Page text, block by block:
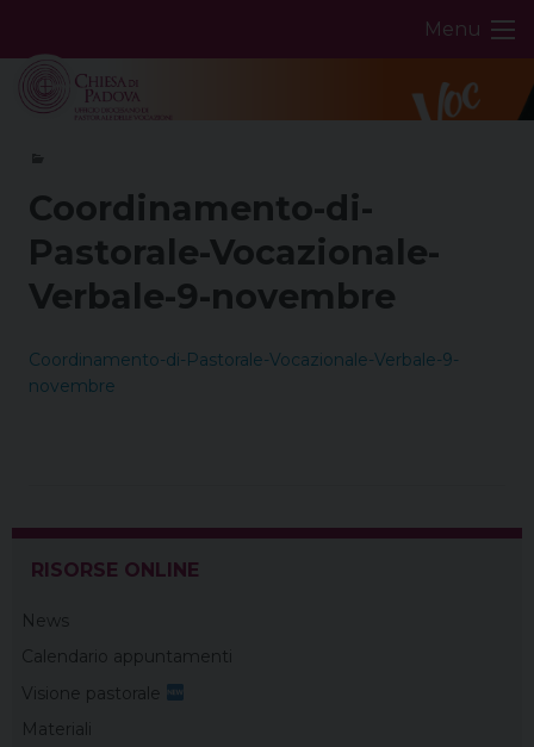
content
Menu
Coordinamento-di-
Pastorale-Vocazionale-
Verbale-9-novembre
Coordinamento-di-Pastorale-Vocazionale-Verbale-9-
novembre
RISORSE ONLINE
News
Calendario appuntamenti
Visione pastorale
Materiali